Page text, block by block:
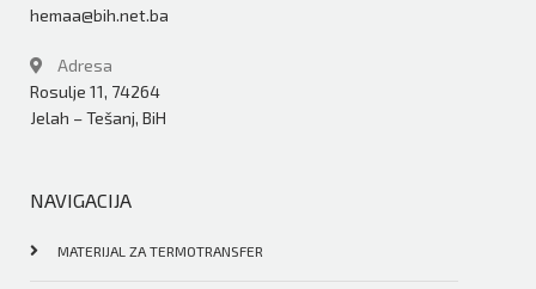
hemaa@bih.net.ba
Adresa
Rosulje 11, 74264
Jelah – Tešanj, BiH
NAVIGACIJA
MATERIJAL ZA TERMOTRANSFER